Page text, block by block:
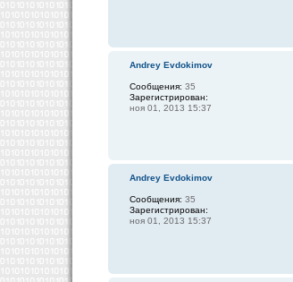
Andrey Evdokimov
Сообщения: 35
Зарегистрирован:
ноя 01, 2013 15:37
Andrey Evdokimov
Сообщения: 35
Зарегистрирован:
ноя 01, 2013 15:37